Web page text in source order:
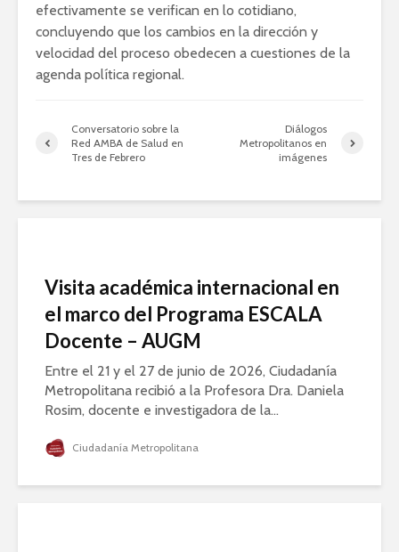
efectivamente se verifican en lo cotidiano,
concluyendo que los cambios en la dirección y
velocidad del proceso obedecen a cuestiones de la
agenda política regional.
Conversatorio sobre la
Red AMBA de Salud en
Tres de Febrero
Diálogos
Metropolitanos en
imágenes
Visita académica internacional en
el marco del Programa ESCALA
Docente – AUGM
Entre el 21 y el 27 de junio de 2026, Ciudadanía
Metropolitana recibió a la Profesora Dra. Daniela
Rosim, docente e investigadora de la...
Ciudadanía Metropolitana